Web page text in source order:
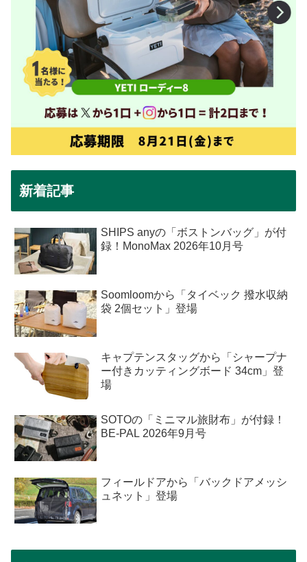
新着記事
SHIPS anyの「ボストンバッグ」が付
録！MonoMax 2026年10月号
Soomloomから「タイベック 撥水収納
袋 2個セット」登場
キャプテンスタッグから「シャープナ
ー付きカッティングボード 34cm」登
場
SOTOの「ミニマル旅財布」が付録！
BE-PAL 2026年9月号
フィールドアから「バックドアメッシ
ュネット」登場